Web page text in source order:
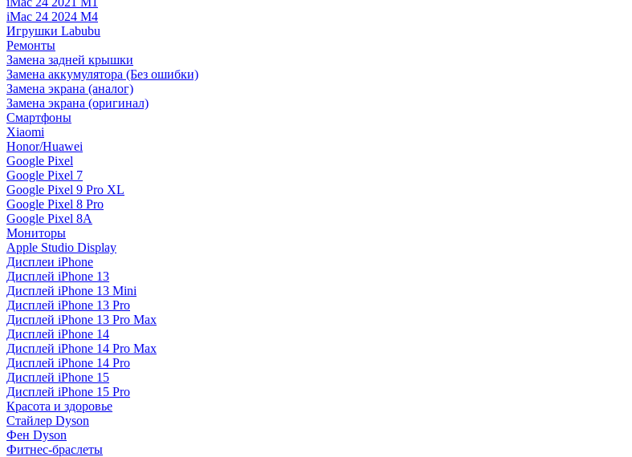
iMac 24 2024 M4
Игрушки Labubu
Ремонты
Замена задней крышки
Замена аккумулятора (Без ошибки)
Замена экрана (аналог)
Замена экрана (оригинал)
Смартфоны
Xiaomi
Honor/Huawei
Google Pixel
Google Pixel 7
Google Pixel 9 Pro XL
Google Pixel 8 Pro
Google Pixel 8A
Мониторы
Apple Studio Display
Дисплеи iPhone
Дисплей iPhone 13
Дисплей iPhone 13 Mini
Дисплей iPhone 13 Pro
Дисплей iPhone 13 Pro Max
Дисплей iPhone 14
Дисплей iPhone 14 Pro Max
Дисплей iPhone 14 Pro
Дисплей iPhone 15
Дисплей iPhone 15 Pro
Красота и здоровье
Стайлер Dyson
Фен Dyson
Фитнес-браслеты